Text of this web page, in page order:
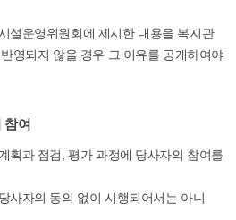
설운영위원회에 제시한 내용을 복지관
영되지 않을 경우 그 이유를 공개하여야
참여
획과 점검, 평가 과정에 당사자의 참여를
사자의 동의 없이 시행되어서는 아니